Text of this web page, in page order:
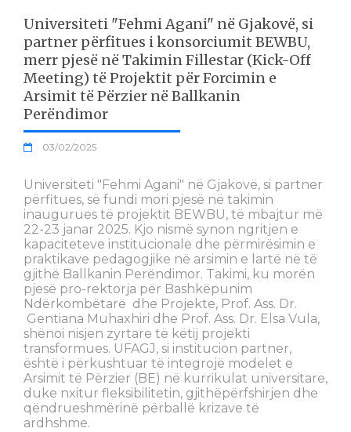
Universiteti "Fehmi Agani" në Gjakovë, si
partner përfitues i konsorciumit BEWBU,
merr pjesë në Takimin Fillestar (Kick-Off
Meeting) të Projektit për Forcimin e
Arsimit të Përzier në Ballkanin
Perëndimor
03/02/2025
Universiteti "Fehmi Agani" në Gjakovë, si partner
përfitues, së fundi mori pjesë në takimin
inaugurues të projektit BEWBU, të mbajtur më
22-23 janar 2025. Kjo nismë synon ngritjen e
kapaciteteve institucionale dhe përmirësimin e
praktikave pedagogjike në arsimin e lartë në të
gjithë Ballkanin Perëndimor. Takimi, ku morën
pjesë pro-rektorja për Bashkëpunim
Ndërkombëtarë dhe Projekte, Prof. Ass. Dr.
Gentiana Muhaxhiri dhe Prof. Ass. Dr. Elsa Vula,
shënoi nisjen zyrtare të këtij projekti
transformues. UFAGJ, si institucion partner,
është i përkushtuar të integrojë modelet e
Arsimit të Përzier (BE) në kurrikulat universitare,
duke nxitur fleksibilitetin, gjithëpërfshirjen dhe
qëndrueshmërinë përballë krizave të
ardhshme.